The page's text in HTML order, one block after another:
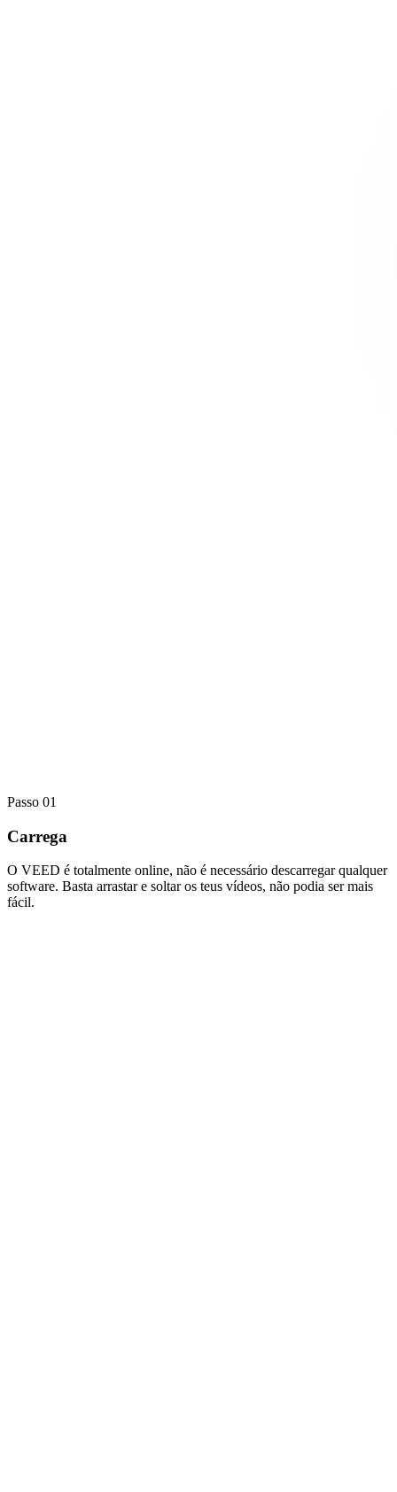
Passo 01
Carrega
O VEED é totalmente online, não é necessário descarregar qualquer
software. Basta arrastar e soltar os teus vídeos, não podia ser mais
fácil.